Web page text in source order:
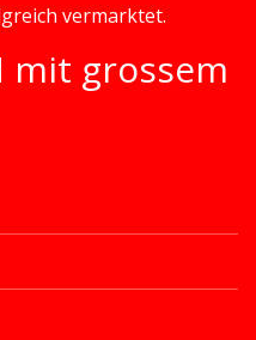
vermarktet.
mit grossem